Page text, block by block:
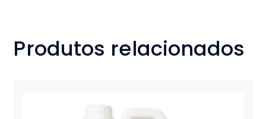
Produtos relacionados